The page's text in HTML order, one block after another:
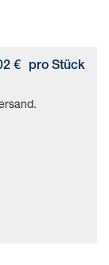
€ pro Stück